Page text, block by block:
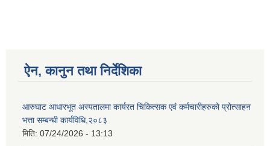
ऐन, कानुन तथा निर्देशिका
आरुघाट आधारभूत अस्पतालमा कार्यरत चिकित्सक एवं कर्मचारीहरुको प्रोत्साहन
भत्ता सम्बन्धी कार्यविधि,२०८३
मिति: 07/24/2026 - 13:13